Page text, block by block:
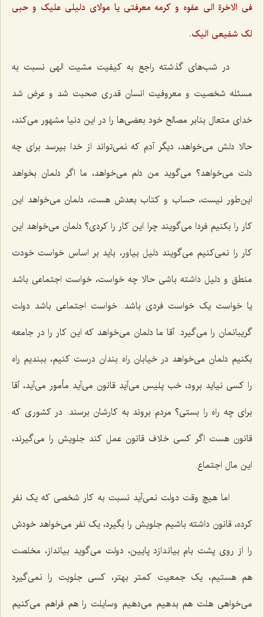
فى الاخرة الى عفوه و کرمه معرفتى یا مولاى دلیلى علیک و حبى
لک شفیعى الیک.
در شب‌های گذشته راجع به کیفیت مشیت الهی نسبت به
مسئله شخصیت و معروفیت انسان قدری صحبت شد و عرض شد
خدای متعال بنابر مصالح خود بعضی‌ها را در این دنیا مشهور می‌کند،
حالا دلش می‌خواهد، دیگر آدم که نمی‌تواند از خدا بپرسد برای چه
دلت می‌خواهد؟ می‌گوید من دلم می‌خواهد، ما اگر دلمان بخواهد
این‌طور نیست، حساب و کتاب بعدش هست، دلمان می‌خواهد این
کار را بکنیم فردا می‌گویند چرا این کار را کردی؟ دلمان می‌خواهد این
کار را نمی‌کنیم می‌گویند دلیل بیاور، باید بر اساس خواست خودت
منطق و دلیل داشته باشی حالا چه خواست، خواست اجتماعی باشد
یا خواست یک خواست فردی باشد. خواست اجتماعی باشد دولت
گریبانمان را می‌گیرد. آقا ما دلمان می‌خواهد که این کار را در جامعه
بکنیم دلمان می‌خواهد در خیابان راه بندان درست کنیم، ببندیم راه
را کسی نیاید برود، خب پلیس می‌آید قانون می‌آید مأمور می‌آید، آقا
برای چه راه را بستی؟ مردم بروند به کارشان برسند. در کشوری که
قانون هست اگر کسی خلاف قانون عمل کند جلویش را می‌گیرند،
این مال اجتماع.
اما هیچ وقت دولت نمی‌آید نسبت به کار شخصی که یک نفر
کرده، قانون داشته باشیم جلویش را بگیرد، یک نفر می‌خواهد خودش
را از روی پشت بام بیاندازد پایین، دولت می‌گوید بیانداز، مخلصت
هم هستیم، یک جمعیت کمتر بهتر، کسی جلویت را نمی‌گیرد
می‌خواهی هلت هم بدهیم می‌دهیم وسایلت را هم فراهم می‌کنیم